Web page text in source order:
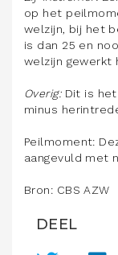
op het
welzijn, bij het
is dan 25 en
welzijn gewerkt
Overig: Dit is
minus
Peilmoment:
aangevuld met
Bron: CBS AZW
DEEL